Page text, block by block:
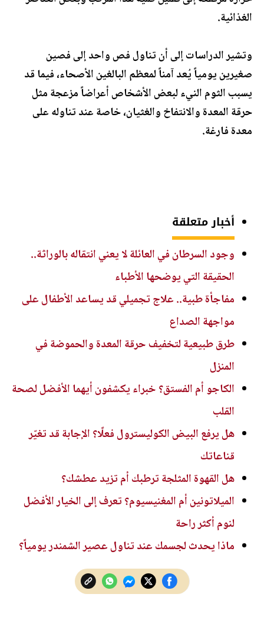
الغذائية.
وتشير الدراسات إلى أن تناول فص واحد إلى فصين
صغيرين يومياً يُعد آمناً لمعظم البالغين الأصحاء، فيما قد
يسبب الثوم النيء لبعض الأشخاص أعراضاً مزعجة مثل
حرقة المعدة والانتفاخ والغثيان، خاصة عند تناوله على
معدة فارغة.
أخبار متعلقة
وجود السرطان في العائلة لا يعني انتقاله بالوراثة..
الحقيقة التي يوضحها الأطباء
مفاجأة طبية.. علاج تجميلي قد يساعد الأطفال على
مواجهة الصداع
طرق طبيعية لتخفيف حرقة المعدة والحموضة في
المنزل
الكاجو أم الفستق؟ خبراء يكشفون أيهما الأفضل لصحة
القلب
هل يرفع البيض الكوليسترول فعلًا؟ الإجابة قد تغيّر
قناعاتك
هل القهوة المثلجة ترطبك أم تزيد عطشك؟
الميلاتونين أم المغنيسيوم؟ تعرف إلى الخيار الأفضل
لنوم أكثر راحة
ماذا يحدث لجسمك عند تناول عصير الشمندر يومياً؟